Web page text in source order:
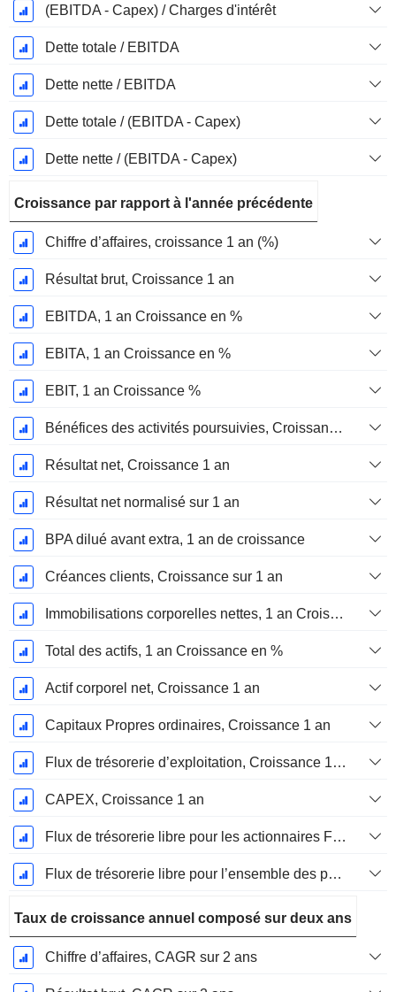
(EBITDA - Capex) / Charges d'intérêt
Dette totale / EBITDA
Dette nette / EBITDA
Dette totale / (EBITDA - Capex)
Dette nette / (EBITDA - Capex)
Croissance par rapport à l'année précédente
Chiffre d’affaires, croissance 1 an (%)
Résultat brut, Croissance 1 an
EBITDA, 1 an Croissance en %
EBITA, 1 an Croissance en %
EBIT, 1 an Croissance %
Bénéfices des activités poursuivies, Croissance 1 an
Résultat net, Croissance 1 an
Résultat net normalisé sur 1 an
BPA dilué avant extra, 1 an de croissance
Créances clients, Croissance sur 1 an
Immobilisations corporelles nettes, 1 an Croissance
Total des actifs, 1 an Croissance en %
Actif corporel net, Croissance 1 an
Capitaux Propres ordinaires, Croissance 1 an
Flux de trésorerie d’exploitation, Croissance 1 an
CAPEX, Croissance 1 an
Flux de trésorerie libre pour les actionnaires FCFE, Croissance 1 an
Flux de trésorerie libre pour l’ensemble des pourvoyeurs de fonds (créanciers et actionnaires) FCFF, Croissance 1 an
Taux de croissance annuel composé sur deux ans
Chiffre d’affaires, CAGR sur 2 ans